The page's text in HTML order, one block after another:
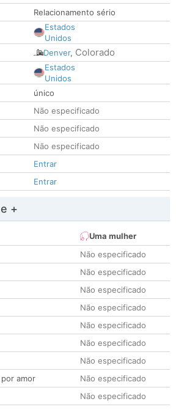
Relacionamento sério
Estados
Unidos
Denver, Colorado
Estados
Unidos
único
Não especificado
Não especificado
Não especificado
Entrar
Entrar
+
Uma mulher
Não especificado
Não especificado
Não especificado
Não especificado
Não especificado
Não especificado
Não especificado
amor
Não especificado
Não especificado